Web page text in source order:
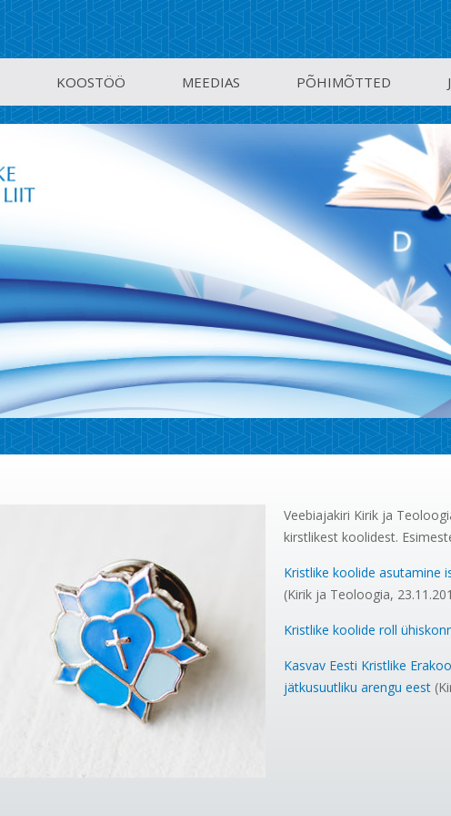
KOOSTÖÖ MEEDIAS PÕHIMÕTTED
Veebiajakiri Kirik ja
kirstlikest koolidest.
Kristlike koolide asutamine
(Kirik ja Teoloogia,
Kristlike koolide roll
Kasvav Eesti Kristlike
jätkusuutliku arengu eest